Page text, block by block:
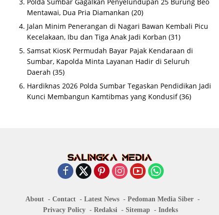
Mentawai, Dua Pria Diamankan (20)
Jalan Minim Penerangan di Nagari Bawan Kembali Picu
Kecelakaan, Ibu dan Tiga Anak Jadi Korban (31)
Samsat KiosK Permudah Bayar Pajak Kendaraan di
Sumbar, Kapolda Minta Layanan Hadir di Seluruh
Daerah (35)
Hardiknas 2026 Polda Sumbar Tegaskan Pendidikan Jadi
Kunci Membangun Kamtibmas yang Kondusif (36)
About Contact Latest News
Pedoman Media Siber
Privacy Policy
Redaksi Sitemap Indeks